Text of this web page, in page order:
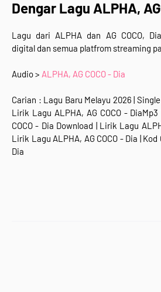
Dengar Lagu ALPHA,
Lagu dari ALPHA dan AG COCO,
digital dan semua platfrom streaming
Audio > ALPHA, AG COCO - Dia
Carian : Lagu Baru Melayu 2026 | Single
Lirik Lagu ALPHA, AG COCO -
COCO - Dia Download | Lirik Lagu
Lirik Lagu ALPHA, AG COCO - Dia | Kod
Dia